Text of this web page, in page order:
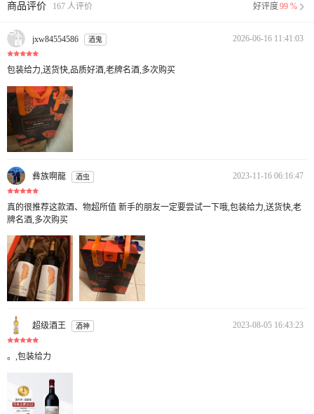
好评度99 %
商品评价 167 人评价
2026-06-16 11:41:03
jxw84554586 酒鬼
包装给力,送货快,品质好酒,老牌名酒,多次购买
2023-11-16 06:16:47
彝族啊龍 酒虫
真的很推荐这款酒、物超所值 新手的朋友一定要尝试一下哦,包装给力,送货快,老
牌名酒,多次购买
2023-08-05 16:43:23
超级酒王 酒神
。,包装给力